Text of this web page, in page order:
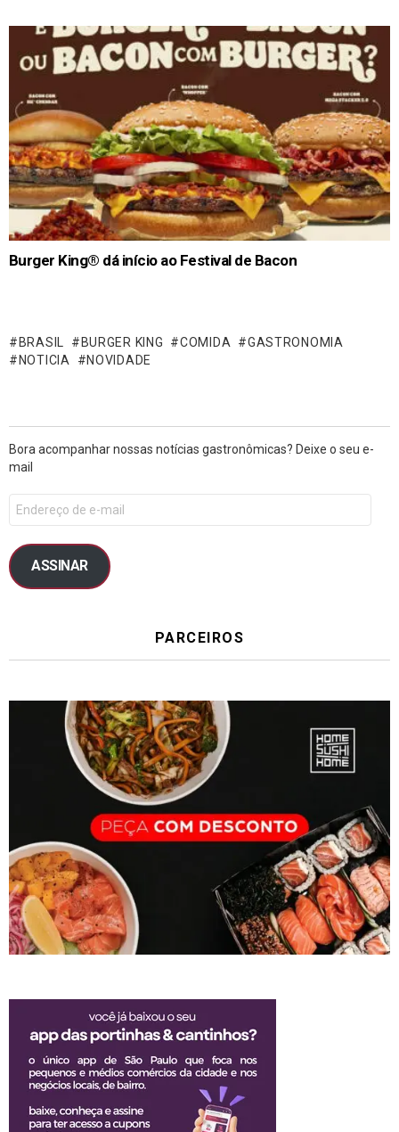
Burger King® dá início ao Festival de Bacon
BRASIL BURGER KING COMIDA
GASTRONOMIA
NOTICIA
NOVIDADE
Bora acompanhar nossas notícias gastronômicas? Deixe o seu e-
mail
ASSINAR
PARCEIROS